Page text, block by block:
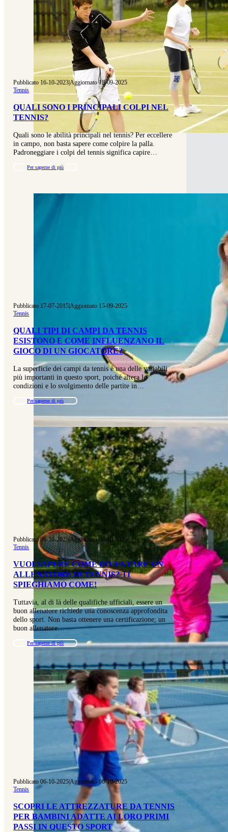
Pubblicato 16-10-2023|Aggiornato 18-09-2025
Tennis
QUALI SONO I PRINCIPALI COLPI NEL
TENNIS?
Quali sono le abilità principali nel tennis? Per eccellere
in campo, non basta sapere come colpire la palla.
Padroneggiare i colpi del tennis significa capire…
Per saperne di più
Pubblicato 17-07-2015|Aggiornato 15-09-2025
Tennis
QUALI TIPI DI CAMPI DA TENNIS
ESISTONO E COME INFLUENZANO IL
GIOCO DI UN GIOCATORE?
La superficie dei campi da tennis è una delle variabili
più importanti in questo sport, poiché altera le
condizioni e lo svolgimento delle partite in…
Per saperne di più
Pubblicato 06-10-2025|Aggiornato 06-10-2025
Tennis
VUOI SAPERE COME DIVENTARE UN
ALLENATORE DI TENNIS? TI
SPIEGHIAMO COME!
Tuttavia, al di là delle qualifiche ufficiali, essere un
buon allenatore richiede una conoscenza approfondita
dello sport. Non basta ottenere una certificazione; un
buon allenatore…
Per saperne di più
Pubblicato 06-10-2025|Aggiornato 06-10-2025
Tennis
SCOPRI LE ATTREZZATURE DA TENNIS
PER BAMBINI ADATTE AI LORO PRIMI
PASSI IN QUESTO SPORT